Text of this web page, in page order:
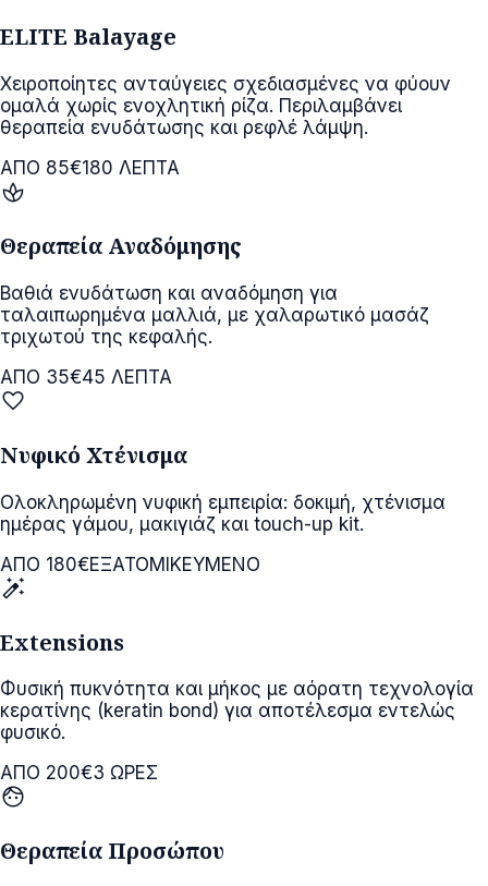
ELITE Balayage
Χειροποίητες ανταύγειες σχεδιασμένες να φύουν
ομαλά χωρίς ενοχλητική ρίζα. Περιλαμβάνει
θεραπεία ενυδάτωσης και ρεφλέ λάμψη.
ΑΠΟ 85€180 ΛΕΠΤΑ
spa
Θεραπεία Αναδόμησης
Βαθιά ενυδάτωση και αναδόμηση για
ταλαιπωρημένα μαλλιά, με χαλαρωτικό μασάζ
τριχωτού της κεφαλής.
ΑΠΟ 35€45 ΛΕΠΤΑ
favorite
Νυφικό Χτένισμα
Ολοκληρωμένη νυφική εμπειρία: δοκιμή, χτένισμα
ημέρας γάμου, μακιγιάζ και touch-up kit.
ΑΠΟ 180€ΕΞΑΤΟΜΙΚΕΥΜΕΝΟ
auto_fix_high
Extensions
Φυσική πυκνότητα και μήκος με αόρατη τεχνολογία
κερατίνης (keratin bond) για αποτέλεσμα εντελώς
φυσικό.
ΑΠΟ 200€3 ΩΡΕΣ
face
Θεραπεία Προσώπου